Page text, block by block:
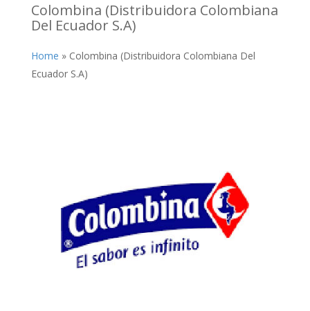
Colombina (Distribuidora Colombiana
Del Ecuador S.A)
Home » Colombina (Distribuidora Colombiana Del
Ecuador S.A)